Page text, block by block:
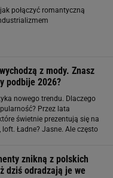
połączyć romantyczną
z mody. Znasz
podbije 2026?
nowego trendu. Dlaczego
Przez lata
świetnie prezentują się na
Ładne? Jasne. Ale często
znikną z polskich
dziś odradzają je we